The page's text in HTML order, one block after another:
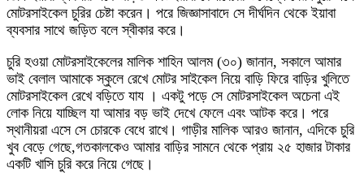
মোটরসাইকেল চুরির চেষ্টা করেন। পরে জিজ্ঞাসাবাদে সে দীর্ঘদিন থেকে ইয়াবা
ব্যবসার সাথে জড়িত বলে স্বীকার করে।
চুরি হওয়া মোটরসাইকেলের মালিক শাহিন আলম (৩০) জানান, সকালে আমার
ভাই বেলাল আমাকে স্কুলে রেখে মোটর সাইকেল নিয়ে বাড়ি ফিরে বাড়ির খুলিতে
মোটরসাইকেল রেখে বড়িতে যায । একটু পড়ে সে মোটরসাইকেল অচেনা এই
লোক নিয়ে যাচ্ছিল যা আমার বড় ভাই দেখে ফেলে এবং আটক করে। পরে
স্থানীয়রা এসে সে চোরকে বেধে রাখে। গাড়ীর মালিক আরও জানান, এদিকে চুরি
খুব বেড়ে গেছে,গতকালকেও আমার বাড়ির সামনে থেকে প্রায় ২৫ হাজার টাকার
একটি খাসি চুরি করে নিয়ে গেছে।